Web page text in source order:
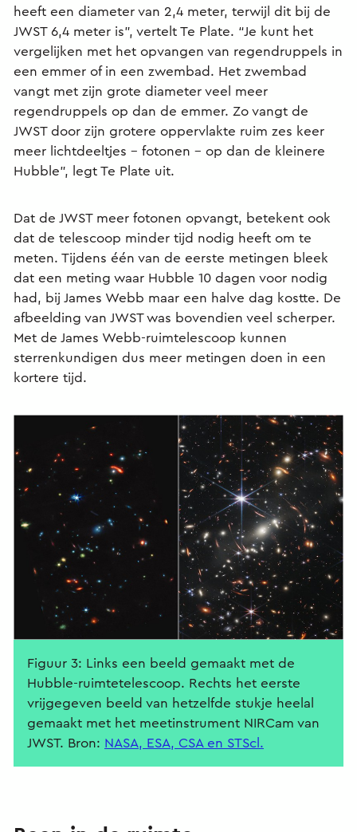
heeft een diameter van 2,4 meter, terwijl dit bij de
JWST 6,4 meter is”, vertelt Te Plate. “Je kunt het
vergelijken met het opvangen van regendruppels in
een emmer of in een zwembad. Het zwembad
vangt met zijn grote diameter veel meer
regendruppels op dan de emmer. Zo vangt de
JWST door zijn grotere oppervlakte ruim zes keer
meer lichtdeeltjes – fotonen – op dan de kleinere
Hubble”, legt Te Plate uit.
Dat de JWST meer fotonen opvangt, betekent ook
dat de telescoop minder tijd nodig heeft om te
meten. Tijdens één van de eerste metingen bleek
dat een meting waar Hubble 10 dagen voor nodig
had, bij James Webb maar een halve dag kostte. De
afbeelding van JWST was bovendien veel scherper.
Met de James Webb-ruimtelescoop kunnen
sterrenkundigen dus meer metingen doen in een
kortere tijd.
Figuur 3: Links een beeld gemaakt met de
Hubble-ruimtetelescoop. Rechts het eerste
vrijgegeven beeld van hetzelfde stukje heelal
gemaakt met het meetinstrument NIRCam van
JWST. Bron: NASA, ESA, CSA en STScl.